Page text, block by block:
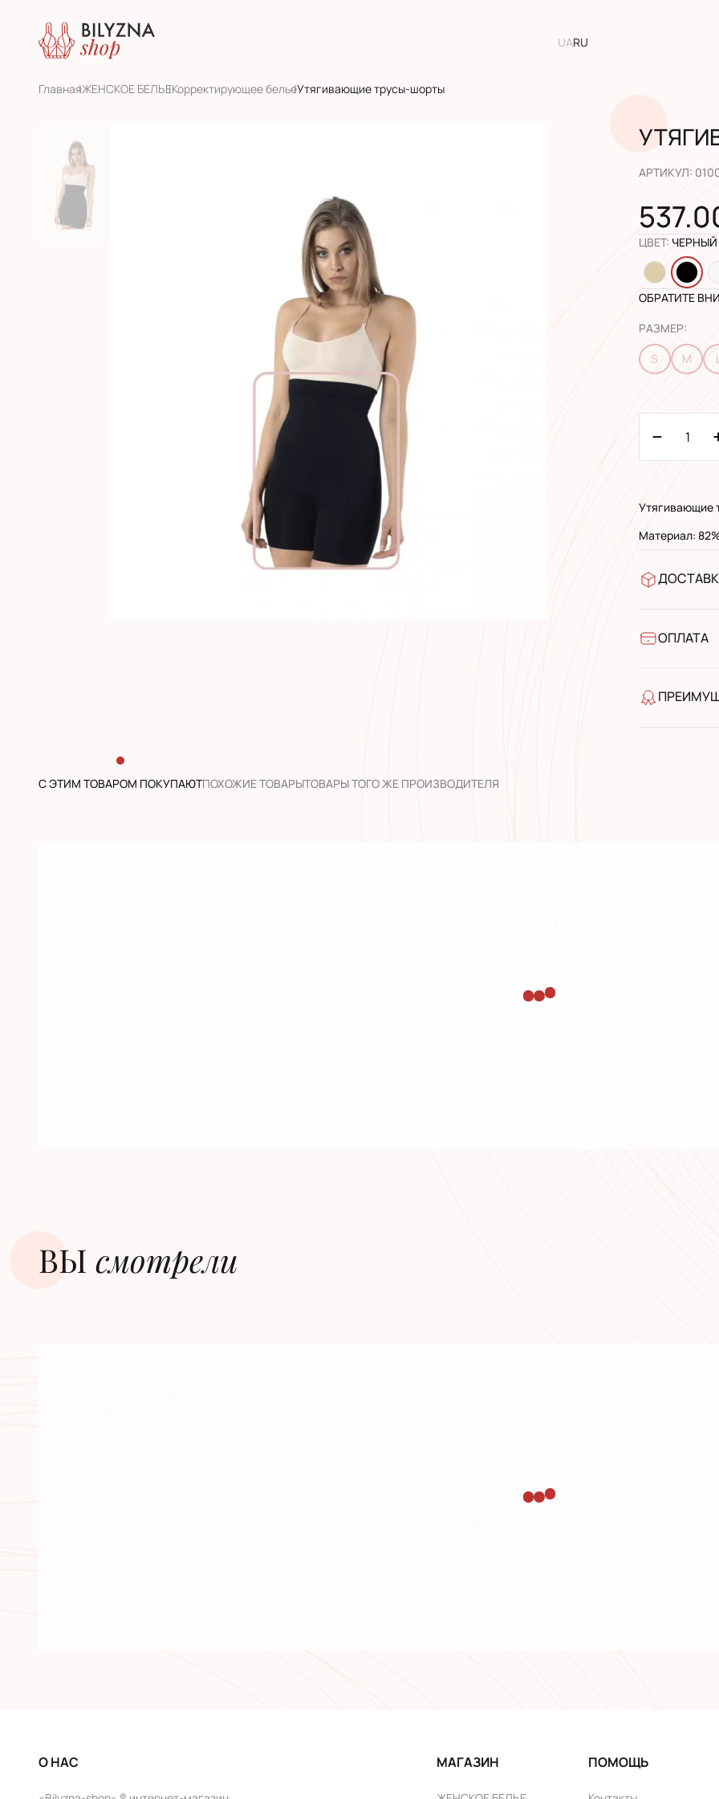
UARU
ГлавнаяЖЕНСКОЕ БЕЛЬЕКорректирующее бельеУтягивающие трусы-шорты
АРТИКУЛ:
ЦВЕТ: ЧЕРНЫЙ
ОБРАТИТЕ
РАЗМЕР:
S M
Утягивающие
Материал:
УкрПочта
ОПЛАТА
широкий
С ЭТИМ ТОВАРОМ ПОКУПАЮТПОХОЖИЕ ТОВАРЫТОВАРЫ ТОГО ЖЕ ПРОИЗВОДИТЕЛЯ
ВЫ смотрели
О НАС МАГАЗИН ПОМОЩЬ